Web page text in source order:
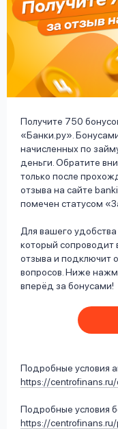
Получите 750
«Банки.ру».
начисленных по
деньги. Обратите
только после
отзыва на сайте
помечен статусом
Для вашего
который сопроводит
отзыва и подключит
вопросов. Ниже
вперёд за бонусами!
Подробные условия
https://
Подробные условия
https://
Оформить заявку
Войти под другим
вопрос
Ответы
вопросы
даю
согласие
на
обработку
личных
данных